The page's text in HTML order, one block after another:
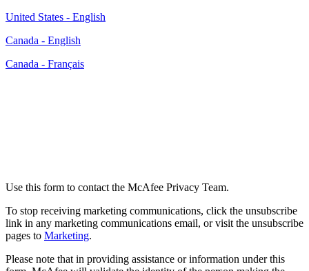
United States - English
Canada - English
Canada - Français
Use this form to contact the McAfee Privacy Team.
To stop receiving marketing communications, click the unsubscribe
link in any marketing communications email, or visit the unsubscribe
pages to Marketing.
Please note that in providing assistance or information under this